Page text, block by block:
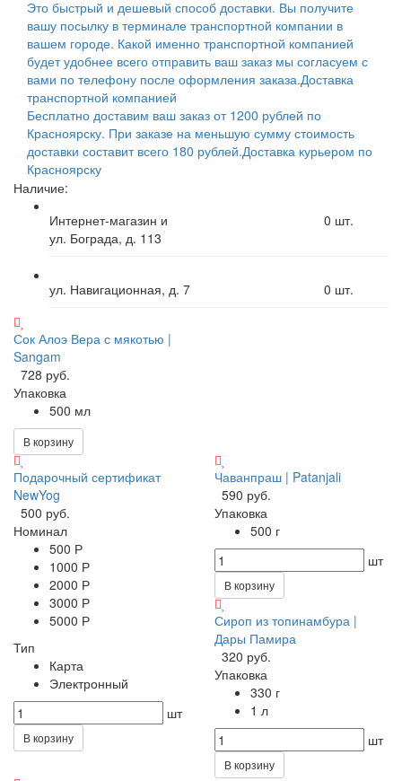
Это быстрый и дешевый способ доставки. Вы получите
вашу посылку в терминале транспортной компании в
вашем городе. Какой именно транспортной компанией
будет удобнее всего отправить ваш заказ мы согласуем с
вами по телефону после оформления заказа.Доставка
транспортной компанией
Бесплатно доставим ваш заказ от 1200 рублей по
Красноярску. При заказе на меньшую сумму стоимость
доставки составит всего 180 рублей.Доставка курьером по
Красноярску
Наличие:
Интернет-магазин и
ул. Бограда, д. 113
0 шт.
ул. Навигационная, д. 7 0 шт.
Сок Алоэ Вера с мякотью |
Sangam
728 руб.
Упаковка
500 мл
В корзину
Подарочный сертификат
NewYog
500 руб.
Номинал
500 Р
1000 Р
2000 Р
3000 Р
5000 Р
Тип
Карта
Электронный
шт
В корзину
Чаванпраш | Patanjali
590 руб.
Упаковка
500 г
шт
В корзину
Сироп из топинамбура |
Дары Памира
320 руб.
Упаковка
330 г
1 л
шт
В корзину